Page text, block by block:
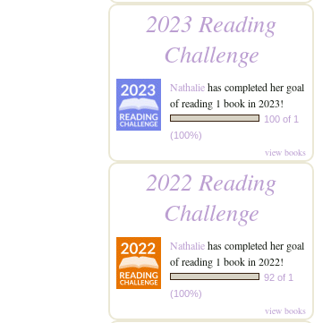
2023 Reading
Challenge
Nathaliehas completed her goal
of reading 1 book in 2023!
100 of 1
(100%)
view books
2022 Reading
Challenge
Nathaliehas completed her goal
of reading 1 book in 2022!
92 of 1
(100%)
view books